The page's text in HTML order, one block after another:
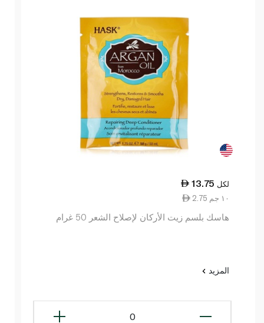
13.75 لكل
2.75 ١٠ جم
هاسك بلسم زيت الأركان لإصلاح الشعر 50 غرام
المزيد
0